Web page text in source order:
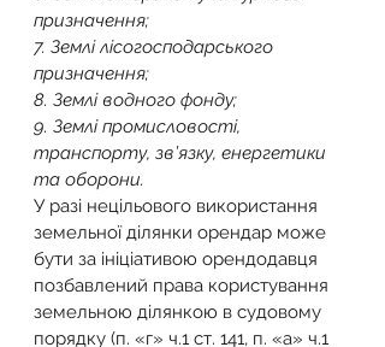
призначення;
7. Землі лісогосподарського
призначення;
8. Землі водного фонду;
9. Землі промисловості,
транспорту, зв’язку, енергетики
та оборони.
У разі нецільового використання
земельної ділянки орендар може
бути за ініціативою орендодавця
позбавлений права користування
земельною ділянкою в судовому
порядку (п. «г» ч.1 ст. 141, п. «а» ч.1